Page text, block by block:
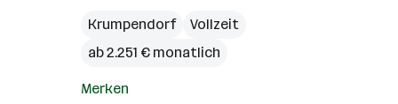
Krumpendorf
Vollzeit
ab 2.251 € monatlich
Merken